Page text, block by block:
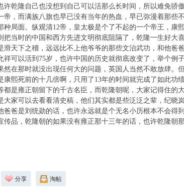
乾隆自己也没想到自己可以活那么长时间，所以难免骄
，而满族八旗也早已没有当年的热血，早已弥漫着那些
局面。纵观清12帝，皇太极是个了不起的一个帝王，康
当时的中国和西方先进文明彻底阻隔了，乾隆一生好大
天下之稽，远远比不上他爷爷的那些文治武功，和他爸
可以活到75岁，也许中国的历史就彻底改变了，举个例子
在那时就没出现任何大的问题，英国人当然不敢放肆。
熙死前的十几倍啊，只用了13年的时间就完成了如此功绩
是雍正朝留下的千古名臣，而乾隆朝呢，大家记得住的
家可以去看看清史稿，他们其实都是些泛泛之辈，纪晓
爸是刘统勋的话，也许永远就是个无名小历根本不会得
品，乾隆朝的如果没有雍正那十三年的话，也许乾隆朝
分享 淘帖